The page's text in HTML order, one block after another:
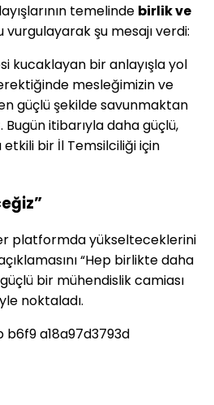
temelinde birlik ve
vurgulayarak şu mesajı verdi:
kucaklayan bir anlayışla yol
mesleğimizin ve
güçlü şekilde savunmaktan
itibarıyla daha güçlü,
bir İl Temsilciliği için
platformda yükselteceklerini
“Hep birlikte daha
bir mühendislik camiası
noktaladı.